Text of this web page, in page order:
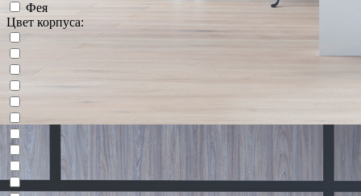
Фея
Цвет корпуса: